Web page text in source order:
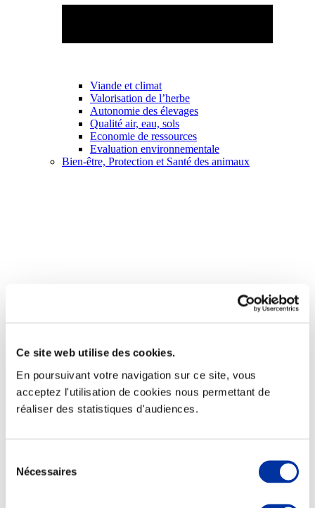
Ce site web utilise des cookies.
En poursuivant votre navigation sur ce site, vous
acceptez l'utilisation de cookies nous permettant de
réaliser des statistiques d'audiences.
Nécessaires
Viande et climat
Valorisation de l’herbe
Autonomie des élevages
Qualité air, eau, sols
Economie de ressources
Evaluation environnementale
Bien-être, Protection et Santé des animaux
Elevage
Transport – mise en marché
Abattoir